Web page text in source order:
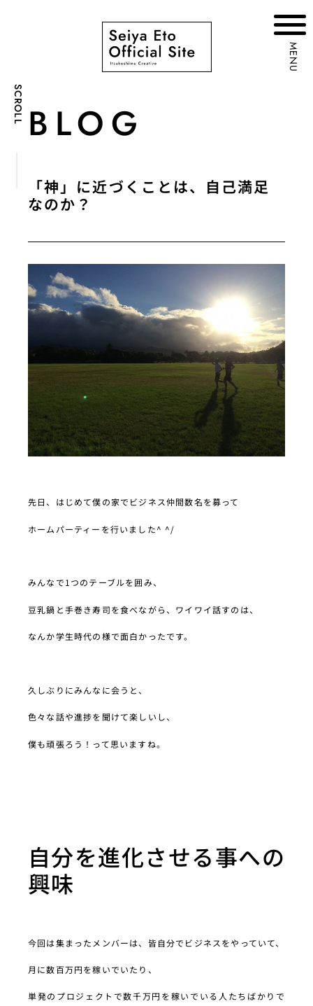
SCROLL
MENU
BLOG
「神」に近づくことは、自己満足
なのか？
先日 、はじめて僕の家でビジネス仲間数名を募って
ホームパーティーを行いました^ ^/
みんなで1つのテーブルを囲み、
豆乳鍋と手巻き寿司を食べながら、ワイワイ話すのは、
なんか学生時代の様で面白かったです。
久しぶりにみんなに会うと、
色々な話や進捗を聞けて楽しいし、
僕も頑張ろう！って思いますね。
自分を進化させる事への
興味
今回は集まったメンバーは、皆自分でビジネスをやっていて、
月に数百万円を稼いでいたり、
単発のプロジェクトで数千万円を稼いでいる人たちばかりで